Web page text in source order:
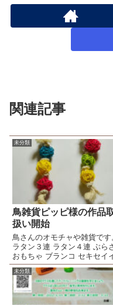
関連記事
未分類
鳥雑貨ピッピ様の作品
扱い開始
鳥さんのオモチャや雑貨です
ラタン３連 ラタン４連 ぶら
おもちゃ ブランコ セキセイ
コシール セキセイインコ ビ
ストラップ
未分類